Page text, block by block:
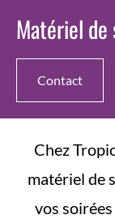
Matériel de
Contact
Chez
matériel de
vos